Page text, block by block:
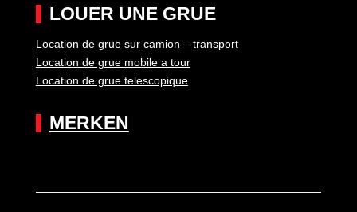
LOUER UNE GRUE
Location de grue sur camion – transport
Location de grue mobile a tour
Location de grue telescopique
MERKEN